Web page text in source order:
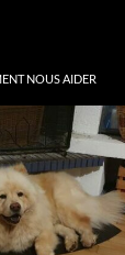
NOUS AIDER